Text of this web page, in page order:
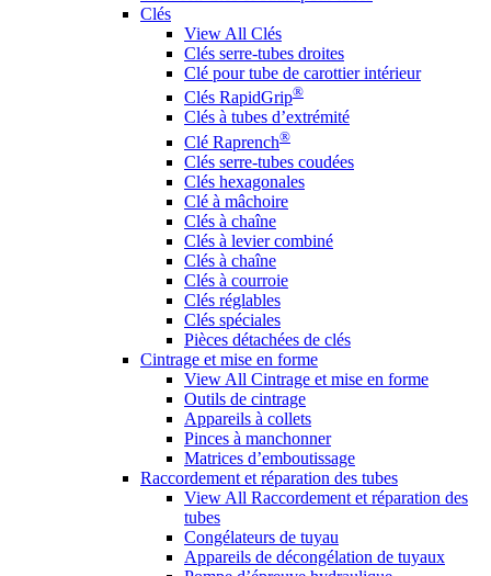
Clés
View All Clés
Clés serre-tubes droites
Clé pour tube de carottier intérieur
Clés RapidGrip®
Clés à tubes d’extrémité
Clé Raprench®
Clés serre-tubes coudées
Clés hexagonales
Clé à mâchoire
Clés à chaîne
Clés à levier combiné
Clés à chaîne
Clés à courroie
Clés réglables
Clés spéciales
Pièces détachées de clés
Cintrage et mise en forme
View All Cintrage et mise en forme
Outils de cintrage
Appareils à collets
Pinces à manchonner
Matrices d’emboutissage
Raccordement et réparation des tubes
View All Raccordement et réparation des
tubes
Congélateurs de tuyau
Appareils de décongélation de tuyaux